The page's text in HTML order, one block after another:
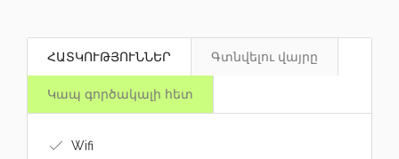
ՀԱՏԿՈՒԹՅՈՒՆՆԵՐ Գտնվելու վայրը
Կապ գործակալի հետ
Wifi